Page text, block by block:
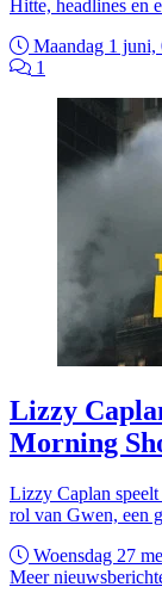
Hitte, headlines en
Maandag 1 juni,
1
Lizzy
Morning
Lizzy Caplan
rol van Gwen, een
Woensdag 27
Meer